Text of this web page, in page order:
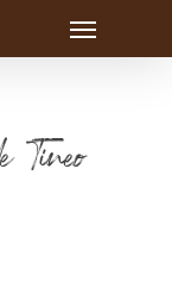
Tineo